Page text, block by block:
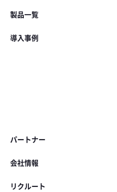
製品一覧
導入事例
パートナー
会社情報
リクルート